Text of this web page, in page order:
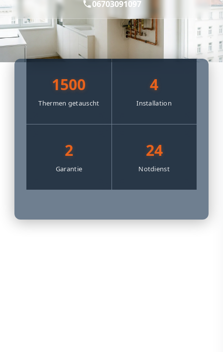
06703091097
1500
Thermen getauscht
4
Installation
2
Garantie
24
Notdienst